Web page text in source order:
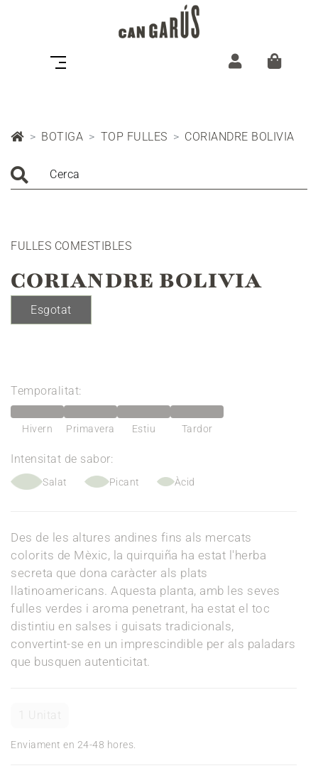
BOTIGA TOP FULLES CORIANDRE BOLIVIA
Cerca
FULLES COMESTIBLES
CORIANDRE BOLIVIA
Esgotat
Temporalitat:
Hivern Primavera Estiu Tardor
Intensitat de sabor:
Salat Picant Àcid
Des de les altures andines fins als mercats
colorits de Mèxic, la quirquiña ha estat l'herba
secreta que dona caràcter als plats
llatinoamericans. Aquesta planta, amb les seves
fulles verdes i aroma penetrant, ha estat el toc
distintiu en salses i guisats tradicionals,
convertint-se en un imprescindible per als paladars
que busquen autenticitat.
1 Unitat
Enviament en 24-48 hores.